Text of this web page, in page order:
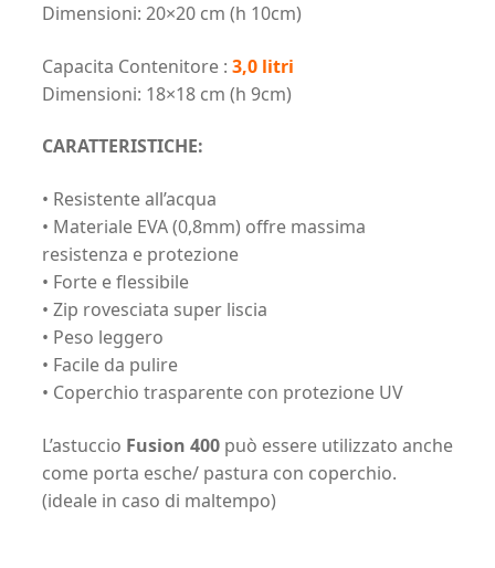
Dimensioni: 20×20 cm (h 10cm)
Capacita Contenitore : 3,0 litri
Dimensioni: 18×18 cm (h 9cm)
CARATTERISTICHE:
• Resistente all’acqua
• Materiale EVA (0,8mm) offre massima
resistenza e protezione
• Forte e flessibile
• Zip rovesciata super liscia
• Peso leggero
• Facile da pulire
• Coperchio trasparente con protezione UV
L’astuccio Fusion 400può essere utilizzato anche
come porta esche/ pastura con coperchio.
(ideale in caso di maltempo)